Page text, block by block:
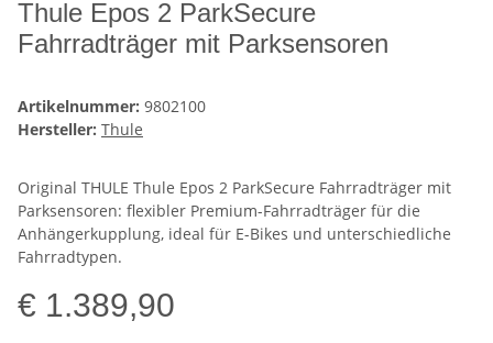
Thule Epos 2 ParkSecure
Fahrradträger mit Parksensoren
Artikelnummer: 9802100
Hersteller: Thule
Original THULE Thule Epos 2 ParkSecure Fahrradträger mit
Parksensoren: flexibler Premium-Fahrradträger für die
Anhängerkupplung, ideal für E-Bikes und unterschiedliche
Fahrradtypen.
€ 1.389,90